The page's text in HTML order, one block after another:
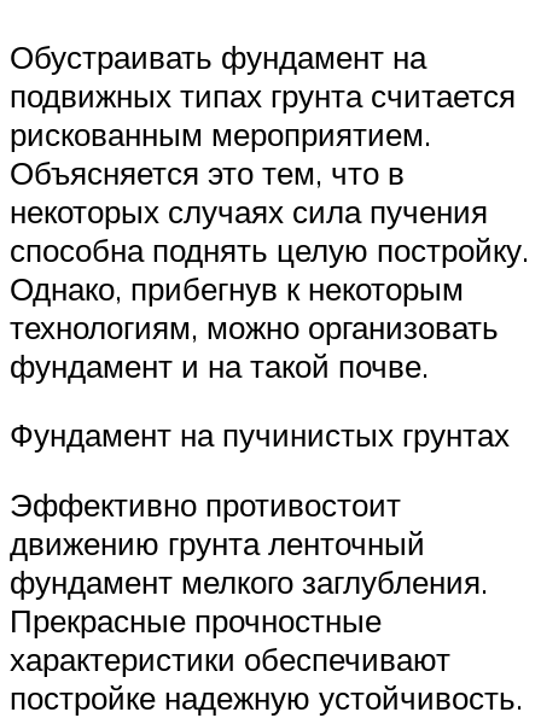
Обустраивать фундамент на
подвижных типах грунта считается
рискованным мероприятием.
Объясняется это тем, что в
некоторых случаях сила пучения
способна поднять целую постройку.
Однако, прибегнув к некоторым
технологиям, можно организовать
фундамент и на такой почве.
Фундамент на пучинистых грунтах
Эффективно противостоит
движению грунта ленточный
фундамент мелкого заглубления.
Прекрасные прочностные
характеристики обеспечивают
постройке надежную устойчивость.